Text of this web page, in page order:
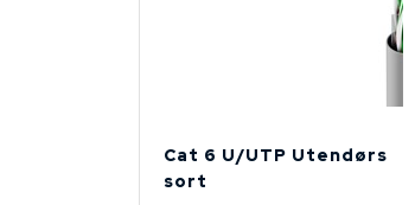
Cat 6 U/UTP Utendørs
sort